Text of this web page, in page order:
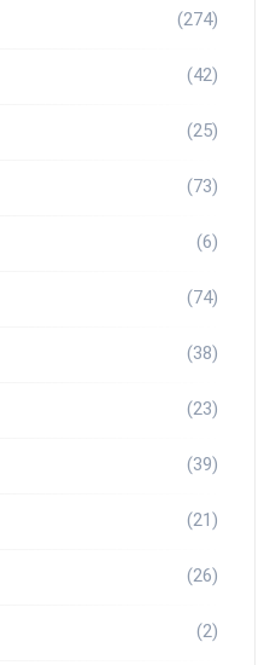
(274)
(42)
(25)
(73)
(6)
(74)
(38)
(23)
(39)
(21)
(26)
(2)